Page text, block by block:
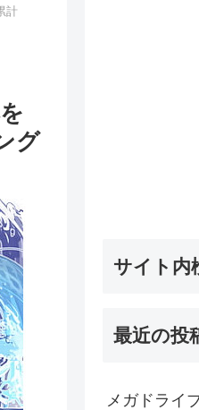
計
グ
サイト内
最近の投
メガドライ